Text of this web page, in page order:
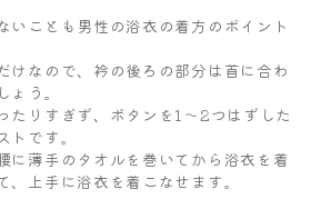
いことも男性の浴衣の着方のポイント
けなので、衿の後ろの部分は首に合わ
う。
たりすぎず、ボタンを1～2つはずした
です。
に薄手のタオルを巻いてから浴衣を着
、上手に浴衣を着こなせます。